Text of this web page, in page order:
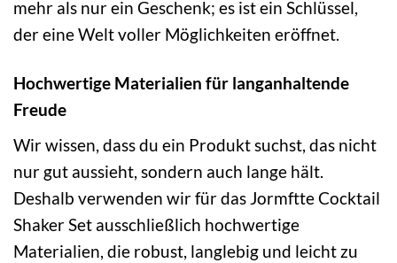
mehr als nur ein Geschenk; es ist ein Schlüssel,
der eine Welt voller Möglichkeiten eröffnet.
Hochwertige Materialien für langanhaltende
Freude
Wir wissen, dass du ein Produkt suchst, das nicht
nur gut aussieht, sondern auch lange hält.
Deshalb verwenden wir für das Jormftte Cocktail
Shaker Set ausschließlich hochwertige
Materialien, die robust, langlebig und leicht zu